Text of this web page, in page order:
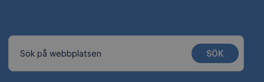
Sök på webbplatsen SÖK